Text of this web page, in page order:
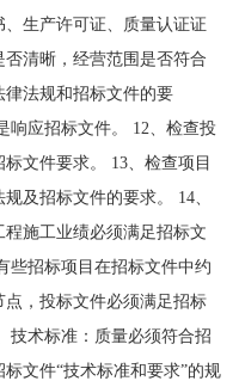
生产许可证、质量认证证
清晰，经营范围是否符合
法规和招标文件的要
响应招标文件。 12、检查投
文件要求。 13、检查项目
及招标文件的要求。 14、
施工业绩必须满足招标文
些招标项目在招标文件中约
，投标文件必须满足招标
技术标准：质量必须符合招
文件“技术标准和要求”的规